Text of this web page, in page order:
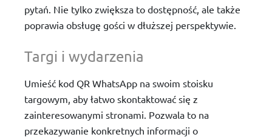
pytań. Nie tylko zwiększa to dostępność, ale także
poprawia obsługę gości w dłuższej perspektywie.
Targi i wydarzenia
Umieść kod QR WhatsApp na swoim stoisku
targowym, aby łatwo skontaktować się z
zainteresowanymi stronami. Pozwala to na
przekazywanie konkretnych informacji o